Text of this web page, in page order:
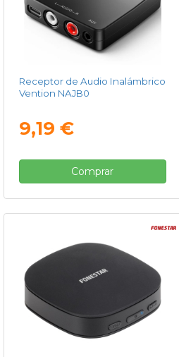
Receptor de Audio Inalámbrico
Vention NAJB0
9,19 €
Comprar